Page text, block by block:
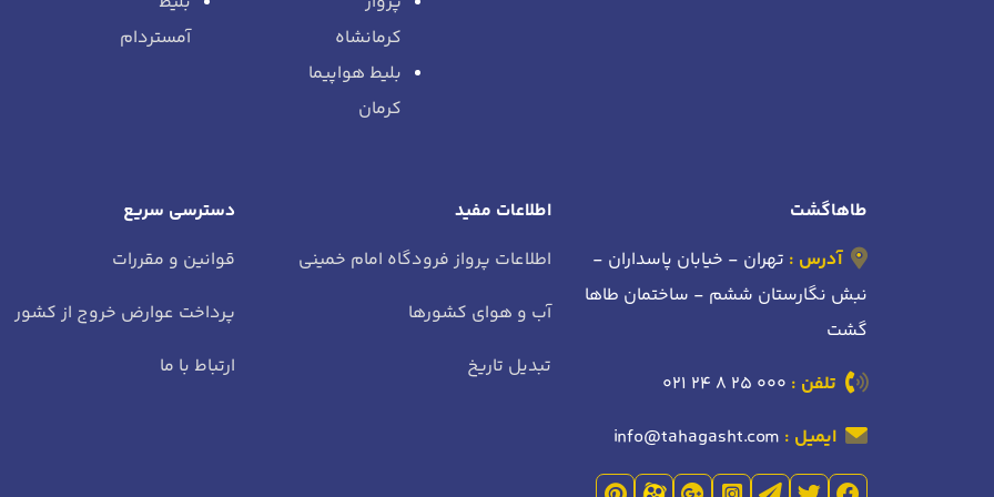
کرمانشاه
بلیط هواپیما
کرمان
آمستردام
طاهاگشت
آدرس : تهران - خیابان پاسداران -
نبش نگارستان ششم - ساختمان طاها
گشت
تلفن : 021 24 8 25 000
ایمیل : info@tahagasht.com
اطلاعات مفید
اطلاعات پرواز فرودگاه امام خمینی
آب و هوای کشورها
تبدیل تاریخ
دسترسی سریع
قوانین و مقررات
پرداخت عوارض خروج از کشور
ارتباط با ما